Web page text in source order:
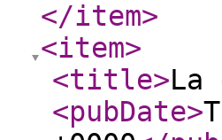
</item>
<item>
<title>La
<pubDate>